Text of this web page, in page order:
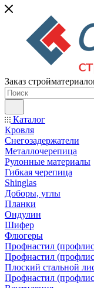
Заказ
Каталог
Кровля
Снегозадержатели
Металлочерепица
Рулонные материалы
Гибкая черепица
Shinglas
Доборы, углы
Планки
Ондулин
Шифер
Флюгеры
Профнастил
Профнастил
Плоский стальной
Профнастил